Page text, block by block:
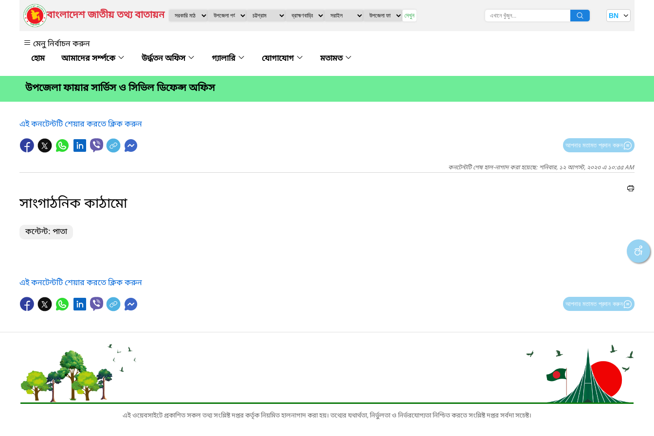
বাংলাদেশ জাতীয় তথ্য বাতায়ন দেখুন BN
মেনু নির্বাচন করুন
আমাদের সর্ম্পকে
উর্দ্ধতন অফিস গ্যালারি যোগাযোগ মতামত
উপজেলা ফায়ার সার্ভিস ও সিভিল ডিফেন্স অফিস
এই কনটেন্টটি শেয়ার করতে ক্লিক করুন
আপনার মতামত প্রদান করুন
কনটেন্টটি শেষ হাল-নাগাদ করা হয়েছে: শনিবার, ১২ আগস্ট, ২০২৩ এ ১০:৫৫ AM
সাংগাঠনিক কাঠামো
কন্টেন্ট: পাতা
এই কনটেন্টটি শেয়ার করতে ক্লিক করুন
আপনার মতামত প্রদান করুন
এই ওয়েবসাইটে প্রকাশিত সকল তথ্য সংশ্লিষ্ট দপ্তর কর্তৃক নিয়মিত হালনাগাদ করা হয়। তথ্যের যথার্থতা, নির্ভুলতা ও নির্ভরযোগ্যতা নিশ্চিত করতে সংশ্লিষ্ট দপ্তর সর্বদা সচেষ্ট।